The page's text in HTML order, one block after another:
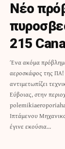
Νέο
215
Ένα ακόμα
αεροσκάφος της ΠΑ!
αντιμετωπίζει
Εύβοιας, στην
Ιπτάμενου
έγινε εκούσια…